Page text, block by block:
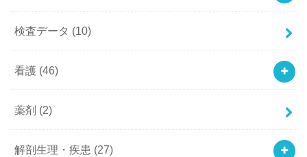
検査データ (10)
看護 (46)
薬剤 (2)
解剖生理・疾患 (27)